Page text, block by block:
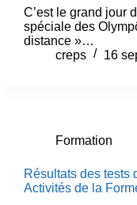
C’est le grand jour
spéciale des
distance »…
creps
16
Formation
Résultats des tests
Activités de la